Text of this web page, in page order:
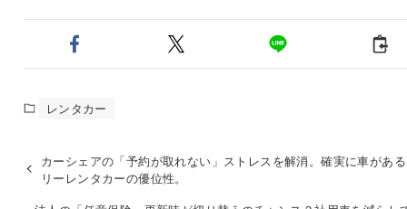
レンタカー
カーシェアの「予約が取れない」ストレスを解消。確実に車があ
リーレンタカーの優位性。